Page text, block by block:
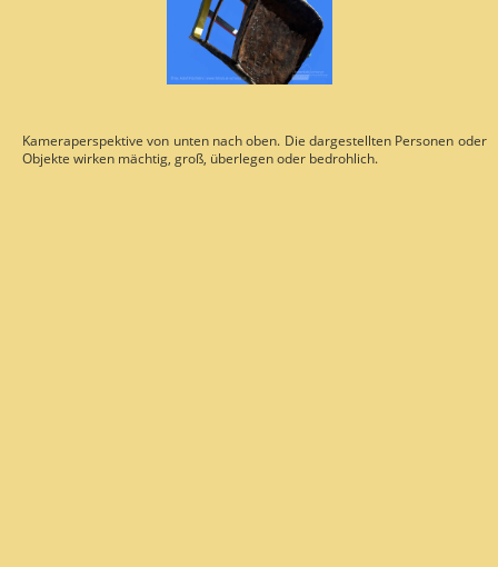
Kameraperspektive von unten nach oben. Die dargestellten Personen oder
Objekte wirken mächtig, groß, überlegen oder bedrohlich.